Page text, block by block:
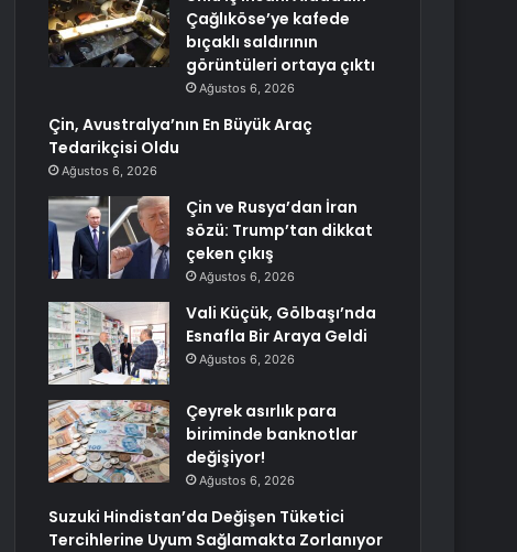
Çağlıköse’ye kafede
bıçaklı saldırının
görüntüleri ortaya çıktı
Ağustos 6, 2026
Çin, Avustralya’nın En Büyük Araç
Tedarikçisi Oldu
Ağustos 6, 2026
Çin ve Rusya’dan İran
sözü: Trump’tan dikkat
çeken çıkış
Ağustos 6, 2026
Vali Küçük, Gölbaşı’nda
Esnafla Bir Araya Geldi
Ağustos 6, 2026
Çeyrek asırlık para
biriminde banknotlar
değişiyor!
Ağustos 6, 2026
Suzuki Hindistan’da Değişen Tüketici
Tercihlerine Uyum Sağlamakta Zorlanıyor